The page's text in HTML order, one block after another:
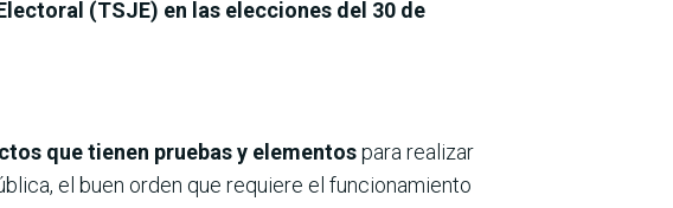
(TSJE) en las elecciones del 30 de
que tienen pruebas y elementospara realizar
el buen orden que requiere el funcionamiento